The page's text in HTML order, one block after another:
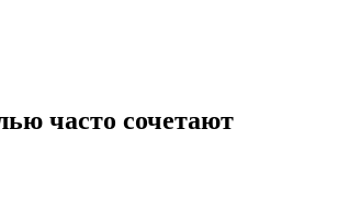
часто сочетают